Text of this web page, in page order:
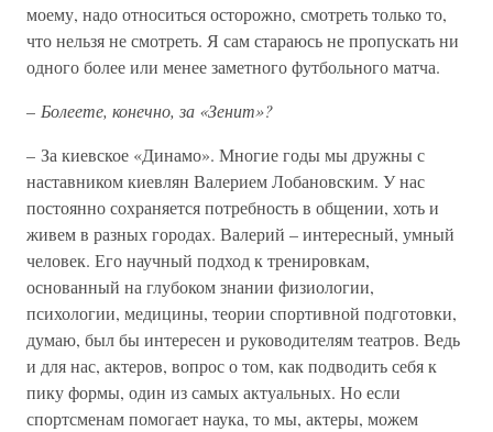
моему, надо относиться осторожно, смотреть только то,
что нельзя не смотреть. Я сам стараюсь не пропускать ни
одного более или менее заметного футбольного матча.
– Болеете, конечно, за «Зенит»?
– За киевское «Динамо». Многие годы мы дружны с
наставником киевлян Валерием Лобановским. У нас
постоянно сохраняется потребность в общении, хоть и
живем в разных городах. Валерий – интересный, умный
человек. Его научный подход к тренировкам,
основанный на глубоком знании физиологии,
психологии, медицины, теории спортивной подготовки,
думаю, был бы интересен и руководителям театров. Ведь
и для нас, актеров, вопрос о том, как подводить себя к
пику формы, один из самых актуальных. Но если
спортсменам помогает наука, то мы, актеры, можем